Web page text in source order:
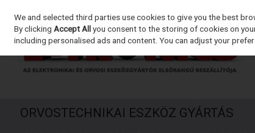
Skip to content
ORVOSTECHNIKAI ESZKÖZ GYÁRTÁS
We and selected third parties use cookies to give you the best
By clickingAccept Allyou consent to the storing of cookies on
including personalised ads and content. You can adjust your